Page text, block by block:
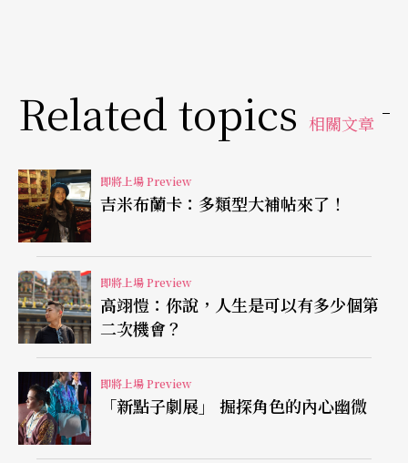
觀眾可以參與組合變化，決定順序與舞者
段由獨舞及雙人舞組成的舞蹈結構中，可以是雪月
風花，可以是風雪花月，順序由觀眾決定，誰是引
領該段的獨舞者也由觀眾選擇。至於風、花、雪、
月對兩位舞者來說，將牽動什麼生命意涵呢？想像
空間太大，無法說清楚，因此用即興的方式，一場
場地訴說這生命之流。古名伸說：「當音樂起，身
體動作充滿了化學變化，風與氣體不斷流變──到
底發生了什麼事？另一個客觀的自己，則從編導角
度同時觀看。」視覺與音樂的莫測牽引，舞者瞬變
Related topics 相關文章
即將上場 Preview
吉米布蘭卡：多類型大補帖來了！
即將上場 Preview
高翊愷：你說，人生是可以有多少個第
二次機會？
即將上場 Preview
「新點子劇展」 掘探角色的內心幽微